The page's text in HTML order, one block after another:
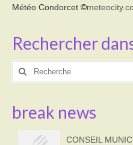
Météo Condorcet ©
Rechercher
Rechercher
break news
CONSEIL